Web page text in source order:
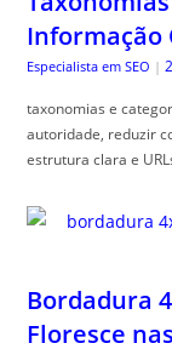
autoridade, reduzir
estrutura clara e
Bordadura
Floresce
Borda flores quatro
jardim colorido e